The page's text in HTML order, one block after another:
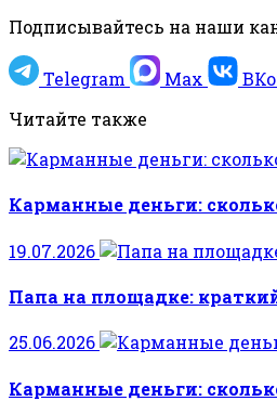
Подписывайтесь на наши
Telegram Max
Читайте также
Карманные деньги:
19.07.2026
Папа на площадке:
25.06.2026
Карманные деньги: